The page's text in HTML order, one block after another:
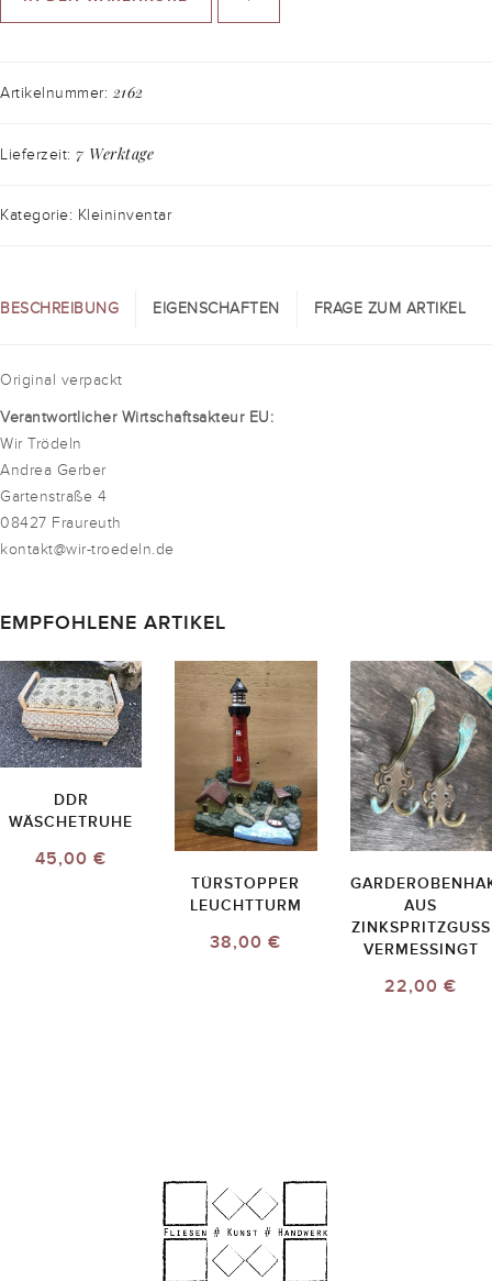
Artikelnummer: 2162
Lieferzeit: 7 Werktage
Kategorie: Kleininventar
BESCHREIBUNG EIGENSCHAFTEN FRAGE ZUM ARTIKEL
Original verpackt
Verantwortlicher Wirtschaftsakteur EU:
Wir Trödeln
Andrea Gerber
Gartenstraße 4
08427 Fraureuth
kontakt@wir-troedeln.de
EMPFOHLENE ARTIKEL
DDR
WÄSCHETRUHE
45,00 €
TÜRSTOPPER
LEUCHTTURM
38,00 €
AUS
ZINKSPRITZGUSS
VERMESSINGT
22,00 €